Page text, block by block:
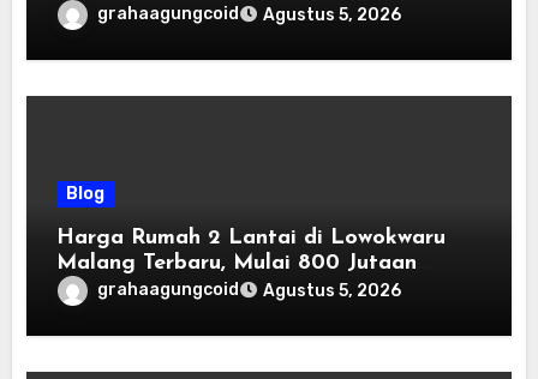
grahaagungcoid Agustus 5, 2026
Blog
Harga Rumah 2 Lantai di Lowokwaru
Malang Terbaru, Mulai 800 Jutaan
Tahun 2026
grahaagungcoid Agustus 5, 2026